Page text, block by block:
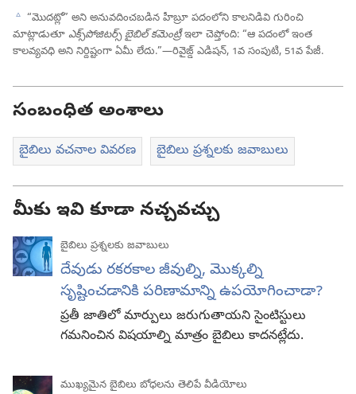
c “మొదట్లో” అని అనువదించబడిన హీబ్రూ పదంలోని కాలనిడివి గురించి
మాట్లాడుతూ ఎక్స్‌పోజిటర్స్‌ బైబిల్‌ కమెంట్రీఇలా చెప్తోంది: “ఆ పదంలో ఇంత
కాలవ్యవధి అని నిర్దిష్టంగా ఏమీ లేదు.”—రివైజ్డ్‌ ఎడిషన్‌, 1వ సంపుటి, 51వ పేజీ.
సంబంధిత అంశాలు
బైబిలు వచనాల వివరణ బైబిలు ప్రశ్నలకు జవాబులు
మీకు ఇవి కూడా నచ్చవచ్చు
బైబిలు ప్రశ్నలకు జవాబులు
దేవుడు రకరకాల జీవుల్ని, మొక్కల్ని
సృష్టించడానికి పరిణామాన్ని ఉపయోగించాడా?
ప్రతీ జాతిలో మార్పులు జరుగుతాయని సైంటిస్టులు
గమనించిన విషయాల్ని మాత్రం బైబిలు కాదనట్లేదు.
ముఖ్యమైన బైబిలు బోధలను తెలిపే వీడియోలు